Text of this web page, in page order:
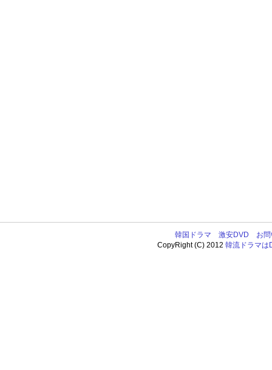
韓国ドラマ 激安DVD
お
CopyRight (C) 2012韓流ドラマは